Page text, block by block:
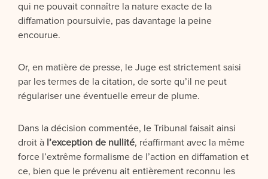
qui ne pouvait connaître la nature exacte de la
diffamation poursuivie, pas davantage la peine
encourue.
Or, en matière de presse, le Juge est strictement saisi
par les termes de la citation, de sorte qu’il ne peut
régulariser une éventuelle erreur de plume.
Dans la décision commentée, le Tribunal faisait ainsi
droit à l’exception de nullité, réaffirmant avec la même
force l’extrême formalisme de l’action en diffamation et
ce, bien que le prévenu ait entièrement reconnu les